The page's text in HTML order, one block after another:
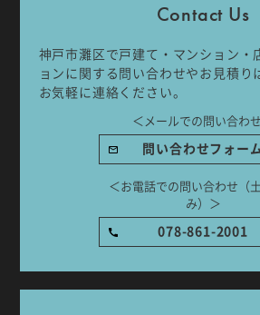
Contact Us
神戸市灘区で戸建て・マンション・
ョンに関する問い合わせやお見積り
お気軽に連絡ください。
＜メールでの問い合わ
問い合わせフォー
＜お電話での問い合わせ（
み）＞
078-861-2001
Works
Room Tour